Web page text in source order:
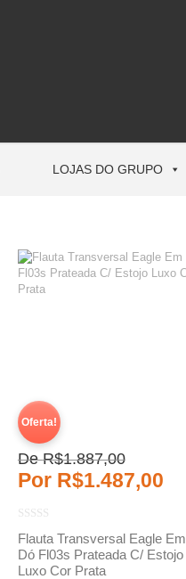
LOJAS DO GRUPO
Oferta!
DeR$1.887,00
Por R$1.487,00
Flauta Transversal Eagle Em
Dó Fl03s Prateada C/ Estojo
Luxo Cor Prata